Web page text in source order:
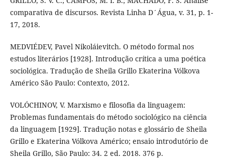
comparativa de discursos. Revista Linha D´Água, v. 31, p. 1-
17, 2018.
MEDVIÉDEV, Pavel Nikoláievitch. O método formal nos
estudos literários [1928]. Introdução crítica a uma poética
sociológica. Tradução de Sheila Grillo Ekaterina Vólkova
Américo São Paulo: Contexto, 2012.
VOLÓCHINOV, V. Marxismo e filosofia da linguagem:
Problemas fundamentais do método sociológico na ciência
da linguagem [1929]. Tradução notas e glossário de Sheila
Grillo e Ekaterina Vólkova Américo; ensaio introdutório de
Sheila Grillo, São Paulo: 34. 2 ed. 2018. 376 p.